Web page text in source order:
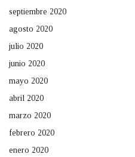
septiembre 2020
agosto 2020
julio 2020
junio 2020
mayo 2020
abril 2020
marzo 2020
febrero 2020
enero 2020